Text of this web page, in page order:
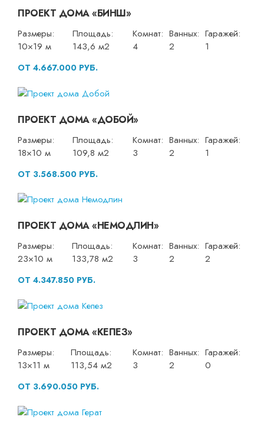
ПРОЕКТ ДОМА «БИНШ»
Размеры:
10×19 м
Площадь:
143,6 м2
Комнат:
4
Ванных:
2
Гаражей:
1
ОТ 4.667.000 РУБ.
ПРОЕКТ ДОМА «ДОБОЙ»
Размеры:
18×10 м
Площадь:
109,8 м2
Комнат:
3
Ванных:
2
Гаражей:
1
ОТ 3.568.500 РУБ.
ПРОЕКТ ДОМА «НЕМОДЛИН»
Размеры:
23×10 м
Площадь:
133,78 м2
Комнат:
3
Ванных:
2
Гаражей:
2
ОТ 4.347.850 РУБ.
ПРОЕКТ ДОМА «КЕПЕЗ»
Размеры:
13×11 м
Площадь:
113,54 м2
Комнат:
3
Ванных:
2
Гаражей:
0
ОТ 3.690.050 РУБ.